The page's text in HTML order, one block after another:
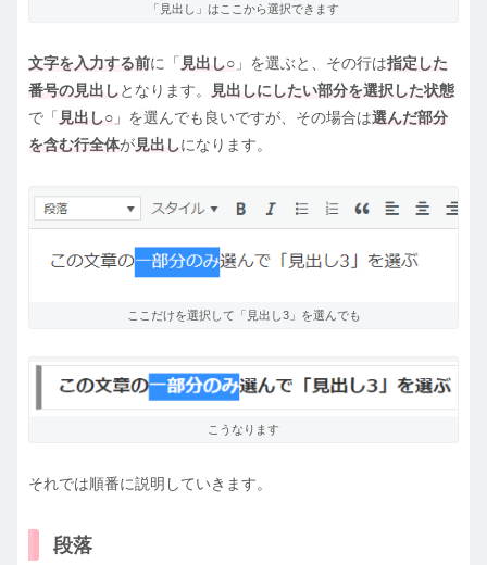
「見出し」はここから選択できます
文字を入力する前に「 見出し○ 」を選ぶと、その行は指定した
番号の見出しとなります。
見出しにしたい部分を選択した状態
で「 見出し○ 」を選んでも良いですが、その場合は選んだ部分
を含む行全体が見出しになります。
ここだけを選択して「見出し3」を選んでも
こうなります
それでは順番に説明していきます。
段落